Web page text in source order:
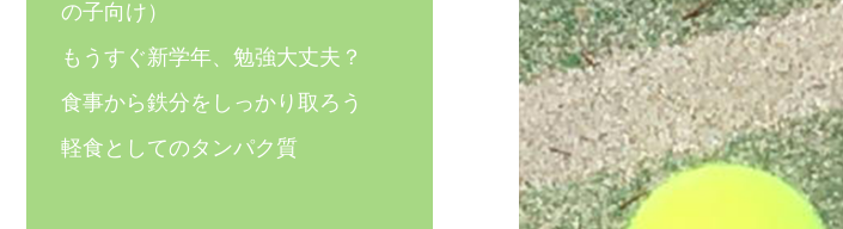
の子向け）
もうすぐ新学年、勉強大丈夫？
食事から鉄分をしっかり取ろう
軽食としてのタンパク質